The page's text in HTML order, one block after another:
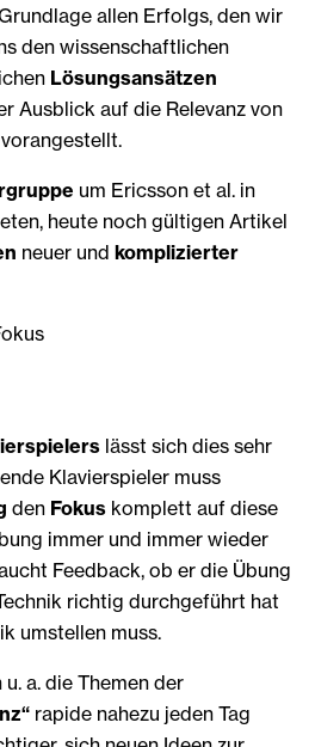
allen Erfolgs, den wir
den wissenschaftlichen
Lösungsansätzen
Ausblick auf die Relevanz von
um Ericsson et al. in
heute noch gültigen Artikel
neuer und komplizierter
lässt sich dies sehr
Klavierspieler muss
den Fokus komplett auf diese
immer und immer wieder
Feedback, ob er die Übung
richtig durchgeführt hat
umstellen muss.
a. die Themen der
rapide nahezu jeden Tag